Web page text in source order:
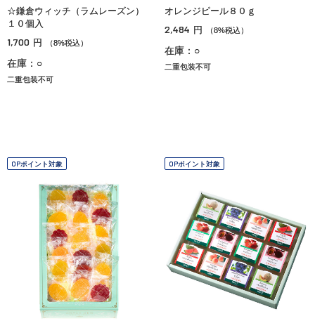
☆鎌倉ウィッチ（ラムレーズン）
１０個入
1,700 円 （8%税込）
在庫：○
二重包装不可
オレンジピール８０ｇ
2,484 円 （8%税込）
在庫：○
二重包装不可
OPポイント対象 OPポイント対象